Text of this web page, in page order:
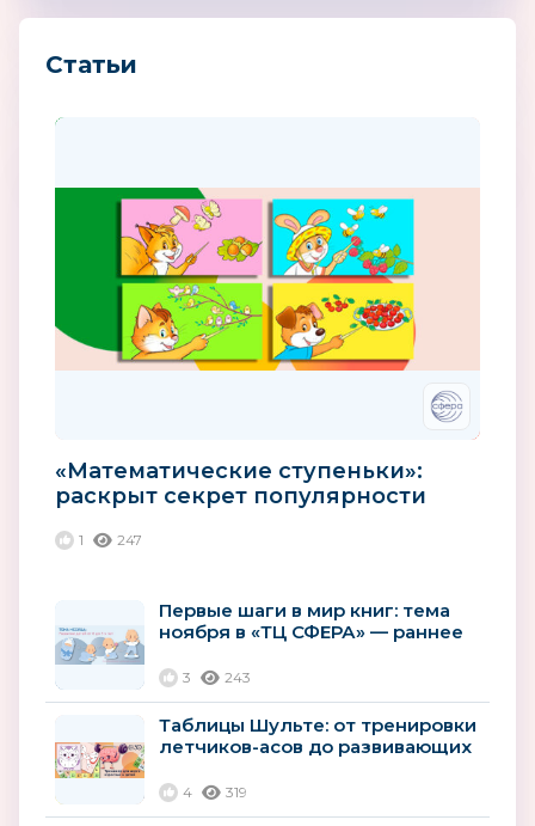
Статьи
«Математические ступеньки»:
раскрыт секрет популярности
программы...
1 247
Первые шаги в мир книг: тема
ноября в «ТЦ СФЕРА» — раннее
3 243
Таблицы Шульте: от тренировки
летчиков-асов до развивающих
4 319